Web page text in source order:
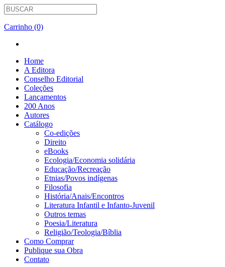
Carrinho (0)
Home
A Editora
Conselho Editorial
Coleções
Lançamentos
200 Anos
Autores
Catálogo
Co-edições
Direito
eBooks
Ecologia/Economia solidária
Educação/Recreação
Etnias/Povos indígenas
Filosofia
História/Anais/Encontros
Literatura Infantil e Infanto-Juvenil
Outros temas
Poesia/Literatura
Religião/Teologia/Bíblia
Como Comprar
Publique sua Obra
Contato